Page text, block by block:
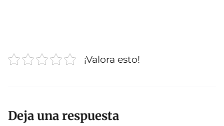
¡Valora esto!
Deja una respuesta